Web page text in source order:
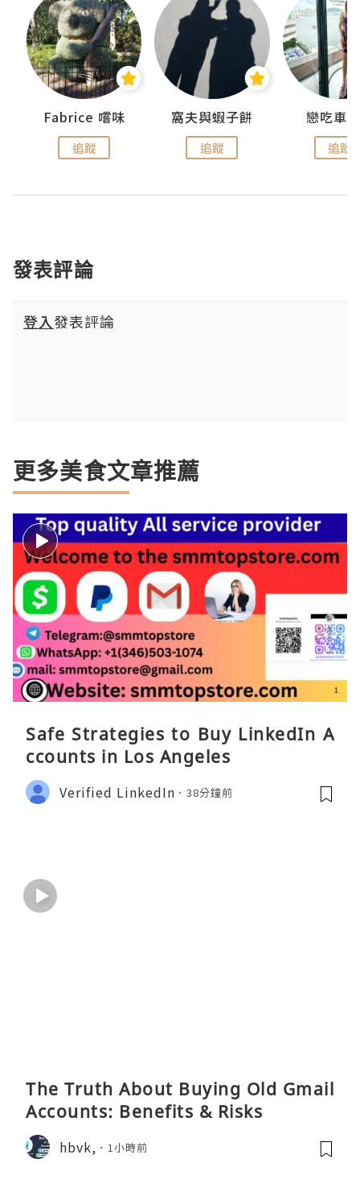
Fabrice 嚐味
追蹤
窩夫與蝦子餅
追蹤
戀吃車
追蹤
發表評論
登入發表評論
更多美食文章推薦
Safe Strategies to Buy LinkedIn A
ccounts in Los Angeles
Verified LinkedIn 38分鐘前
The Truth About Buying Old Gmail
Accounts: Benefits & Risks
hbvk, 1小時前